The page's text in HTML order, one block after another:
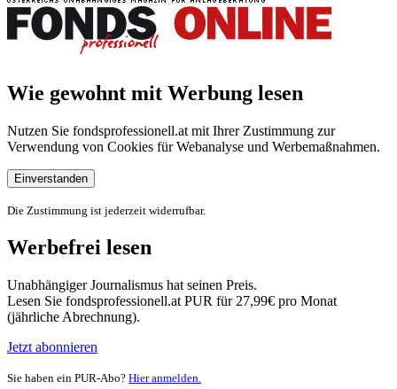
Wie gewohnt mit Werbung lesen
Nutzen Sie fondsprofessionell.at mit Ihrer Zustimmung zur
Verwendung von Cookies für Webanalyse und Werbemaßnahmen.
Einverstanden
Die Zustimmung ist jederzeit widerrufbar.
Werbefrei lesen
Unabhängiger Journalismus hat seinen Preis.
Lesen Sie fondsprofessionell.at PUR für 27,99€ pro Monat
(jährliche Abrechnung).
Jetzt abonnieren
Sie haben ein PUR-Abo? Hier anmelden.